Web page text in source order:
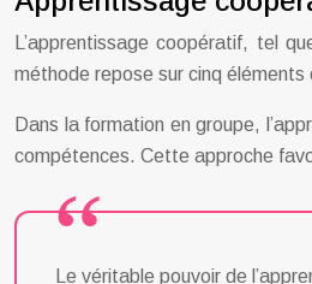
L’apprentissage coopératif, tel
méthode repose sur cinq éléments
Dans la formation en groupe,
compétences. Cette approche
Le véritable pouvoir de